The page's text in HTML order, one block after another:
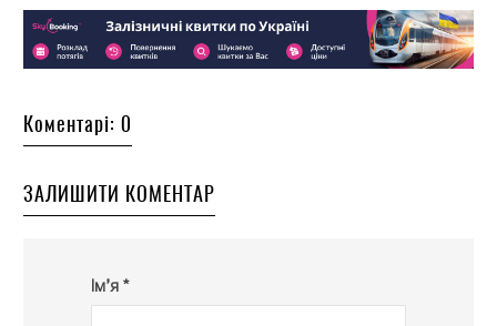
Коментарі: 0
ЗАЛИШИТИ КОМЕНТАР
Ім’я *